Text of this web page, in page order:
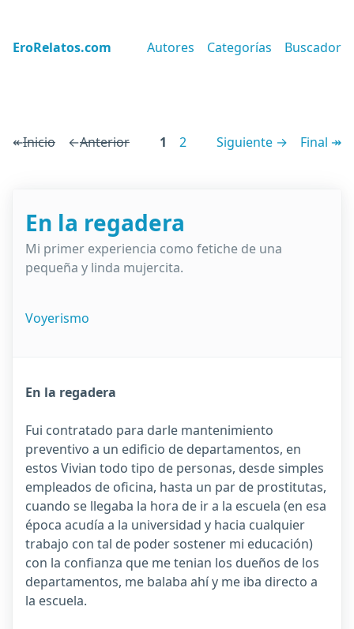
EroRelatos.com Autores Categorías Buscador
↞Inicio ←Anterior 1 2 Siguiente → Final ↠
En la regadera
Mi primer experiencia como fetiche de una
pequeña y linda mujercita.
Voyerismo
En la regadera
Fui contratado para darle mantenimiento
preventivo a un edificio de departamentos, en
estos Vivian todo tipo de personas, desde simples
empleados de oficina, hasta un par de prostitutas,
cuando se llegaba la hora de ir a la escuela (en esa
época acudía a la universidad y hacia cualquier
trabajo con tal de poder sostener mi educación)
con la confianza que me tenian los dueños de los
departamentos, me balaba ahí y me iba directo a
la escuela.